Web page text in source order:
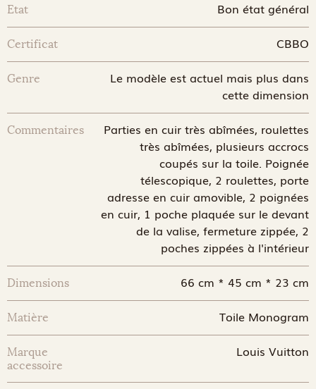
Etat Bon état général
Certificat CBBO
Genre
Le modèle est actuel mais plus dans
cette dimension
Commentaires
Parties en cuir très abîmées, roulettes
très abîmées, plusieurs accrocs
coupés sur la toile. Poignée
télescopique, 2 roulettes, porte
adresse en cuir amovible, 2 poignées
en cuir, 1 poche plaquée sur le devant
de la valise, fermeture zippée, 2
poches zippées à l'intérieur
Dimensions 66 cm * 45 cm * 23 cm
Matière Toile Monogram
Marque
accessoire
Louis Vuitton